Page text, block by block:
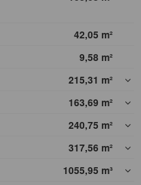
42,05 m²
9,58 m²
215,31 m²
163,69 m²
240,75 m²
317,56 m²
1055,95 m³